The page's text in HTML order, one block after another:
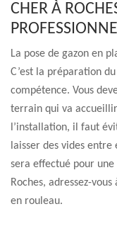
CHER À
La pose de gazon en
C’est la préparation
compétence. Vous
terrain qui va
l’installation, il faut
laisser des vides
sera effectué pour
Roches, adressez-
en rouleau.